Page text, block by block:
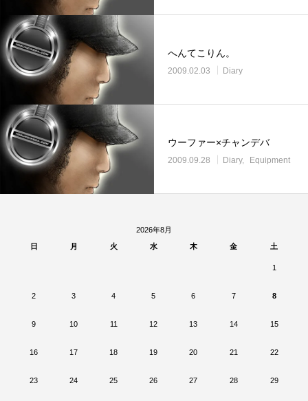
へんてこりん。
2009.02.03 Diary
ウーファー×チャンデバ
2009.09.28 Diary Equipment
2026年8月
日
月 火 水 木 金 土
1
2 3 4 5 6 7 8
9 10 11 12 13 14 15
16 17 18 19 20 21 22
23 24 25 26 27 28 29